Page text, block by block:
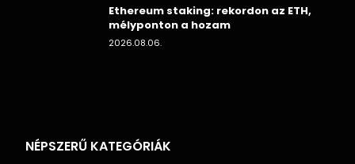
Ethereum staking: rekordon az ETH,
mélyponton a hozam
2026.08.06.
NÉPSZERŰ KATEGÓRIÁK